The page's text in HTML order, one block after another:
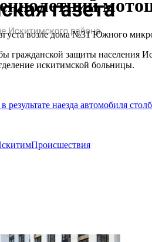
возле дома №31 Южного
гражданской защиты населения
искитимской больницы.
результате наезда автомобиля
Происшествия